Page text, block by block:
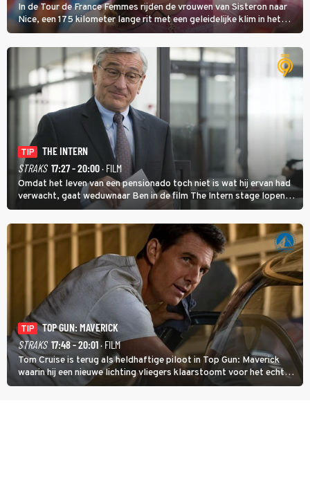
In de Tour de France Femmes rijden de vrouwen van Sisteron naar
Nice, een 175 kilometer lange rit met een geleidelijke klim in het
midden. Dat is mogelijk niet de zwaarste hindernis, dat is de
temperatuur. Het kan in Nice namelijk bloedheet worden.
TIP
THE INTERN
STRAKS 17:27 - 20:00· FILM
Omdat het leven van een pensionado toch niet is wat hij ervan had
verwacht, gaat weduwnaar Ben in de film The Intern stage lopen
bij de hippe webwinkel van Jules, wat een gouden zet blijkt te zijn.
TIP
TOP GUN: MAVERICK
STRAKS 17:48 - 20:01· FILM
Tom Cruise is terug als heldhaftige piloot in Top Gun: Maverick
waarin hij een nieuwe lichting vliegers klaarstoomt voor het echte
werk.